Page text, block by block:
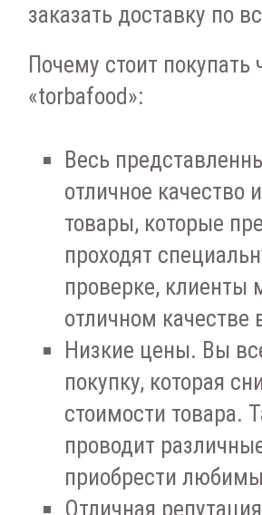
заказать доставку по
Почему стоит
«torbafood»:
Весь
отличное качество
товары, которые
проходят
проверке, клиенты
отличном качестве
Низкие цены. Вы
покупку, которая
стоимости товара.
проводит
приобрести
Отличная